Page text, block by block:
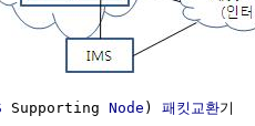
Supporting Node ) 패킷교환기